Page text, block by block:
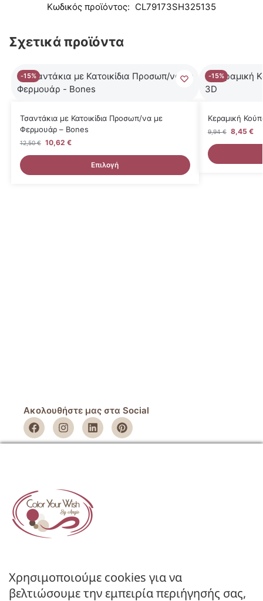
Κωδικός προϊόντος: CL79173SH325135
Σχετικά προϊόντα
-15%
Τσαντάκια με Κατοικίδια Προσωπ/να με
Φερμουάρ – Bones
12,50€ 10,62 €
Επιλογή
-15%
Κεραμική
9,94€ 8,45 €
Ακολουθήστε μας στα Social
Πολιτική Απορρήτου
Πολιτική Επιστροφών
ΚΑΤΑΣΤΗΜΑ
Εγγραφή Χονδρικής
Μέθοδοι Πληρωμής
Χρησιμοποιούμε cookies για να
βελτιώσουμε την εμπειρία περιήγησής σας,